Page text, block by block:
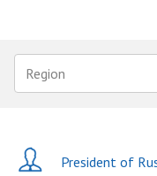
Region
President of